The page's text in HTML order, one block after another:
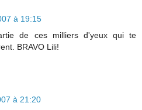
à 19:15
de ces milliers d'yeux qui te
BRAVO Lili!
à 21:20